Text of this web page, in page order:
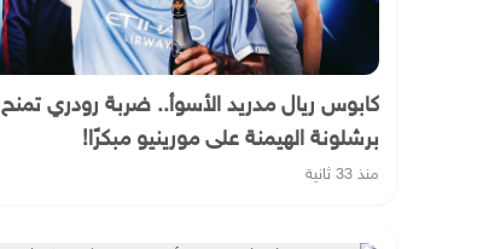
كابوس ريال مدريد الأسوأ.. ضربة رودري تمنح
برشلونة الهيمنة على مورينيو مبكرًا!
منذ 33 ثانية